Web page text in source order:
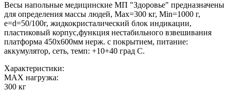
Весы напольные медицинские МП "Здоровье" предназначены
для определения массы людей, Мах=300 кг, Min=1000 г,
e=d=50/100г, жидкокристалический блок индикации,
пластиковый корпус,функция нестабильного взвешивания
платформа 450х600мм нерж. с покрытием, питание:
аккумулятор, сеть, темп: +10+40 град С.
Характеристики:
MAX нагрузка:
300 кг